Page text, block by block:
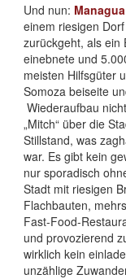
Und nun: Managua
einem riesigen
zurückgeht, als ein
einebnete und
meisten Hilfsgüter
Somoza beiseite
Wiederaufbau
„Mitch“ über die
Stillstand, was
war. Es gibt kein
nur sporadisch
Stadt mit riesigen
Flachbauten,
Fast-Food-
und provozierend
wirklich kein
unzählige